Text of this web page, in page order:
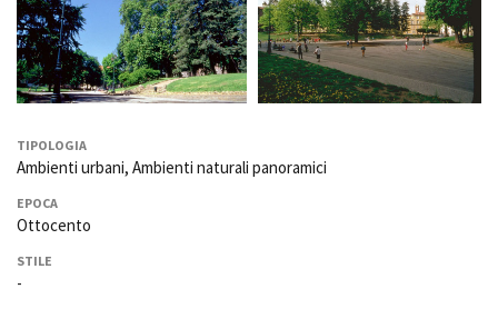
TIPOLOGIA
Ambienti urbani, Ambienti naturali panoramici
EPOCA
Ottocento
STILE
-